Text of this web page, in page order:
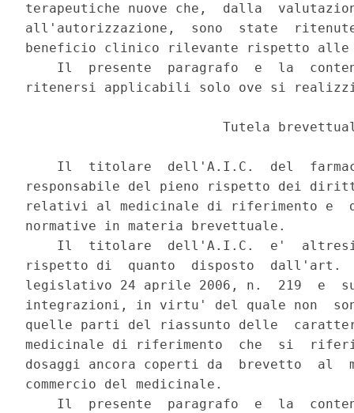
terapeutiche nuove che,  dalla
all'autorizzazione,  sono  state
beneficio clinico rilevante rispetto
Il  presente  paragrafo  e  la
ritenersi applicabili solo ove si
Tutela
Il  titolare  dell'A.I.C.  del
responsabile del pieno rispetto dei
relativi al medicinale di riferimento e
normative in materia brevettuale.
Il  titolare  dell'A.I.C.  e'
rispetto di  quanto  disposto  dall'art.
legislativo 24 aprile 2006, n.  219  e
integrazioni, in virtu' del quale non
quelle parti del riassunto delle
medicinale di riferimento  che  si
dosaggi ancora coperti da  brevetto  al
commercio del medicinale.
Il  presente  paragrafo  e  la